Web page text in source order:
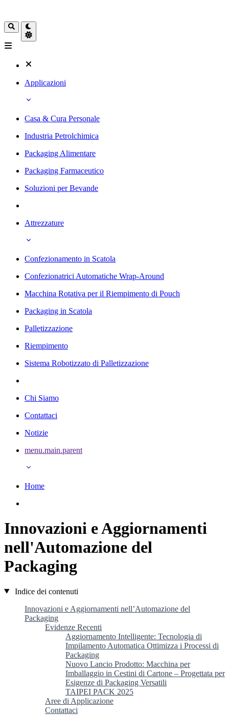
Applicazioni
Casa & Cura Personale
Industria Petrolchimica
Packaging Alimentare
Packaging Farmaceutico
Soluzioni per Bevande
Attrezzature
Confezionamento in Scatola
Confezionatrici Automatiche Wrap-Around
Macchina Rotativa per il Riempimento di Pouch
Packaging in Scatola
Palletizzazione
Riempimento
Sistema Robotizzato di Palletizzazione
Chi Siamo
Contattaci
Notizie
menu.main.parent
Home
Innovazioni e Aggiornamenti
nell'Automazione del
Packaging
Indice dei contenuti
Innovazioni e Aggiornamenti nell’Automazione del
Packaging
Evidenze Recenti
Aggiornamento Intelligente: Tecnologia di
Impilamento Automatica Ottimizza i Processi di
Packaging
Nuovo Lancio Prodotto: Macchina per
Imballaggio in Cestini di Cartone – Progettata per
Esigenze di Packaging Versatili
TAIPEI PACK 2025
Aree di Applicazione
Contattaci